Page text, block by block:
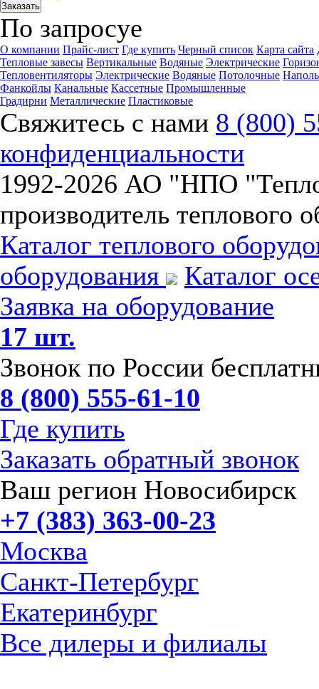
Заказать
По запросуе
О компании Прайс-лист Где купить Черный список Карта сайта
Тепловые завесы Вертикальные Водяные Электрические
Тепловентиляторы Электрические Водяные Потолочные
Фанкойлы Канальные Кассетные Промышленные
Градирни Металлические Пластиковые
Свяжитесь с нами 8 (800)
конфиденциальности
1992-2026 АО "НПО
производитель теплового
Каталог теплового
оборудования
Каталог
Заявка на оборудование
17 шт.
Звонок по России
8 (800) 555-61-10
Где купить
Заказать обратный звонок
Ваш регион Новосибирск
+7 (383) 363-00-23
Москва
Санкт-Петербург
Екатеринбург
Все дилеры и филиалы